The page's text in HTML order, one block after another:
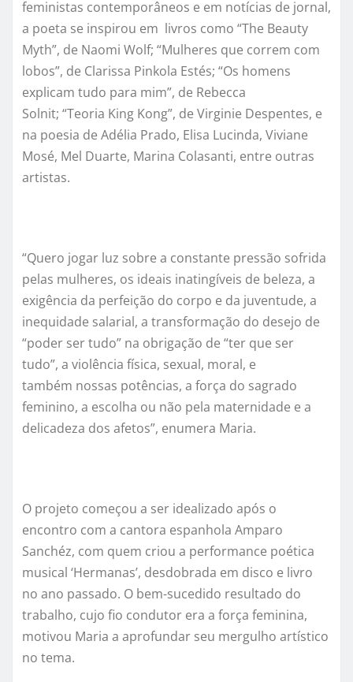
feministas contemporâneos e em notícias de jornal,
a poeta se inspirou em livros como “The Beauty
Myth”, de Naomi Wolf; “Mulheres que correm com
lobos”, de Clarissa Pinkola Estés; “Os homens
explicam tudo para mim”, de Rebecca
Solnit; “Teoria King Kong”, de Virginie Despentes, e
na poesia de Adélia Prado, Elisa Lucinda, Viviane
Mosé, Mel Duarte, Marina Colasanti, entre outras
artistas.
“Quero jogar luz sobre a constante pressão sofrida
pelas mulheres, os ideais inatingíveis de beleza, a
exigência da perfeição do corpo e da juventude, a
inequidade salarial, a transformação do desejo de
“poder ser tudo” na obrigação de “ter que ser
tudo”, a violência física, sexual, moral, e
também nossas potências, a força do sagrado
feminino, a escolha ou não pela maternidade e a
delicadeza dos afetos”, enumera Maria.
O projeto começou a ser idealizado após o
encontro com a cantora espanhola Amparo
Sanchéz, com quem criou a performance poética
musical ‘Hermanas’, desdobrada em disco e livro
no ano passado. O bem-sucedido resultado do
trabalho, cujo fio condutor era a força feminina,
motivou Maria a aprofundar seu mergulho artístico
no tema.